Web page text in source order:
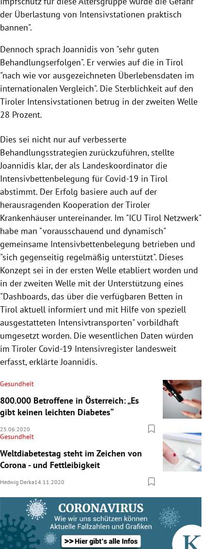
der Überlastung von Intensivstationen praktisch
bannen".
Dennoch sprach Joannidis von "sehr guten
Behandlungserfolgen". Er verwies auf die in Tirol
"nach wie vor ausgezeichneten Überlebensdaten im
internationalen Vergleich". Die Sterblichkeit auf den
Tiroler Intensivstationen betrug in der zweiten Welle
28 Prozent.
Dies sei nicht nur auf verbesserte
Behandlungsstrategien zurückzuführen, stellte
Joannidis klar, der als Landeskoordinator die
Intensivbettenbelegung für Covid-19 in Tirol
abstimmt. Der Erfolg basiere auch auf der
herausragenden Kooperation der Tiroler
Krankenhäuser untereinander. Im "ICU Tirol Netzwerk"
habe man "vorausschauend und dynamisch"
gemeinsame Intensivbettenbelegung betrieben und
"sich gegenseitig regelmäßig unterstützt". Dieses
Konzept sei in der ersten Welle etabliert worden und
in der zweiten Welle mit der Unterstützung eines
"Dashboards, das über die verfügbaren Betten in
Tirol aktuell informiert und mit Hilfe von speziell
ausgestatteten Intensivtransporten" vorbildhaft
umgesetzt worden. Die wesentlichen Daten würden
im Tiroler Covid-19 Intensivregister landesweit
erfasst, erklärte Joannidis.
Gesundheit
800.000 Betroffene in Österreich: „Es
gibt keinen leichten Diabetes“
25.06.2020
Gesundheit
Weltdiabetestag steht im Zeichen von
Corona - und Fettleibigkeit
Hedwig Derka14.11.2020